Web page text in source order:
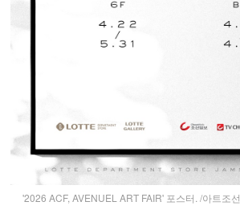
'2026 ACF, AVENUEL ART FAIR' 포스터. /아트조선